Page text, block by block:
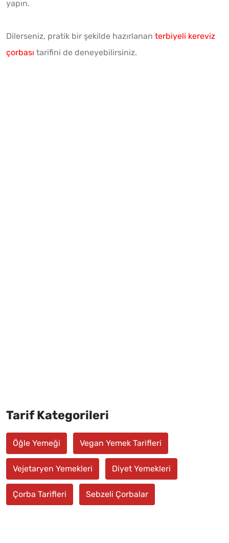
yapın.
Dilerseniz, pratik bir şekilde hazırlanan terbiyeli kereviz
çorbası tarifini de deneyebilirsiniz.
Tarif Kategorileri
Öğle Yemeği Vegan Yemek Tarifleri
Vejetaryen Yemekleri Diyet Yemekleri
Çorba Tarifleri Sebzeli Çorbalar